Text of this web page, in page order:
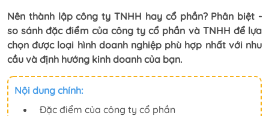
Nên thành lập công ty TNHH hay cổ phần? Phân biệt -
so sánh đặc điểm của công ty cổ phần và TNHH để lựa
chọn được loại hình doanh nghiệp phù hợp nhất với nhu
cầu và định hướng kinh doanh của bạn.
Nội dung chính:
Đặc điểm của công ty cổ phần